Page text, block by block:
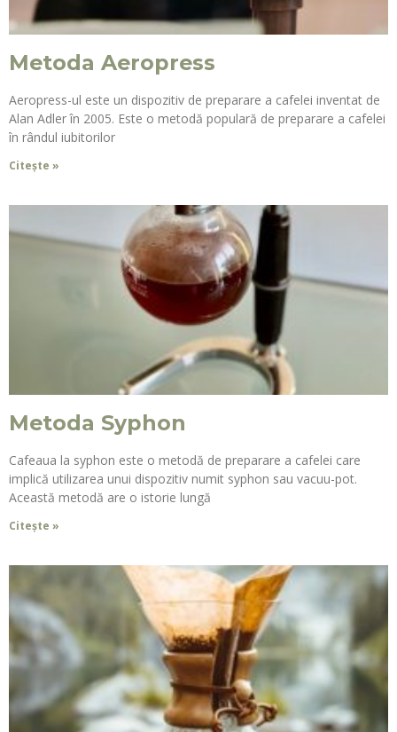
Metoda Aeropress
Aeropress-ul este un dispozitiv de preparare a cafelei inventat de
Alan Adler în 2005. Este o metodă populară de preparare a cafelei
în rândul iubitorilor
Citește »
Metoda Syphon
Cafeaua la syphon este o metodă de preparare a cafelei care
implică utilizarea unui dispozitiv numit syphon sau vacuu-pot.
Această metodă are o istorie lungă
Citește »